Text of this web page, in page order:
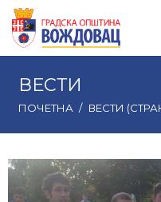
ВЕСТИ
ПОЧЕТНА / ВЕСТИ